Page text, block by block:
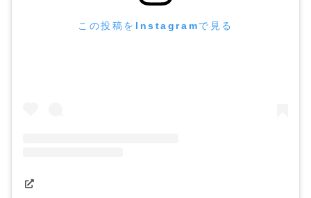
この投稿をInstagramで見る